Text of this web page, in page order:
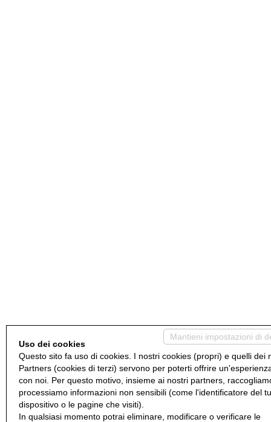
Mantieni impostazioni di
Uso dei cookies
Questo sito fa uso di cookies. I nostri cookies (propri) e quelli dei
Partners (cookies di terzi) servono per poterti offrire
con noi. Per questo motivo, insieme ai nostri partners,
processiamo informazioni non sensibili (come l'identificatore del
dispositivo o le pagine che visiti).
In qualsiasi momento potrai eliminare, modificare o verificare le